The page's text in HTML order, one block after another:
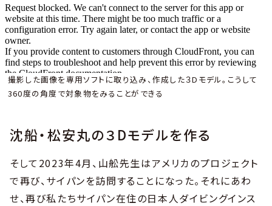
撮影した画像を専用ソフトに取り込み、作成した３Dモデル。こうして
360度の角度で対象物をみることができる
沈船・松安丸の３Dモデルを作る
そして2023年4月、山舩先生はアメリカのプロジェクト
で再び、サイパンを訪問することになった。それにあわ
せ、再び私たちサイパン在住の日本人ダイビングインス